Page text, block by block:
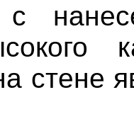
с
стене